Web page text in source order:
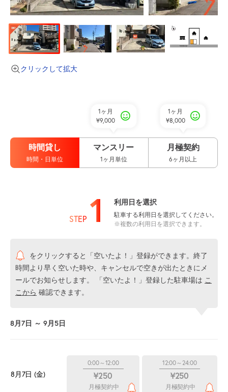
クリックして拡大
時間貸し
時間・日単位
1ヶ月
¥9,000
マンスリー
1ヶ月単位
1ヶ月
¥8,000
月極契約
6ヶ月以上
STEP 1 利用日を選択
駐車する利用日を選択してください。
※複数の利用日を選択できます。
をクリックすると「空いたよ！」登録ができます。終了
時間より早く空いた時や、キャンセルで空きが出たときにメ
ールでお知らせします。 「空いたよ！」登録した駐車場は こ
こから 確認できます。
8月7日 ～ 9月5日
8月7日 (金)
0:00～12:00
¥250
月極契約中
12:00～24:00
¥250
月極契約中